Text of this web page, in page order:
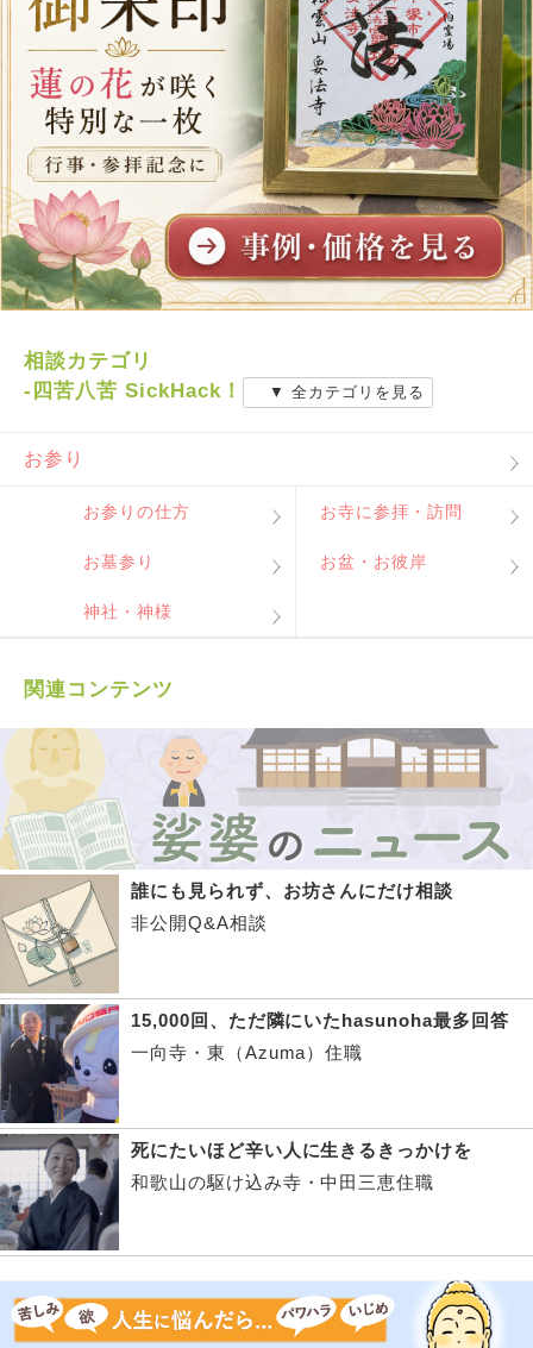
相談カテゴリ
-四苦八苦 SickHack！
▼ 全カテゴリを見る
お参り
お参りの仕方 お寺に参拝・訪問
お墓参り お盆・お彼岸
神社・神様
関連コンテンツ
誰にも見られず、お坊さんにだけ相談
非公開Q&A相談
15,000回、ただ隣にいたhasunoha最多回答
一向寺・東（Azuma）住職
死にたいほど辛い人に生きるきっかけを
和歌山の駆け込み寺・中田三恵住職